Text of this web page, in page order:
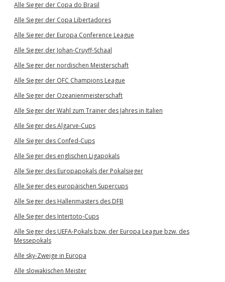
Alle Sieger der Copa do Brasil
Alle Sieger der Copa Libertadores
Alle Sieger der Europa Conference League
Alle Sieger der Johan-Cruyff-Schaal
Alle Sieger der nordischen Meisterschaft
Alle Sieger der OFC Champions League
Alle Sieger der Ozeanienmeisterschaft
Alle Sieger der Wahl zum Trainer des Jahres in Italien
Alle Sieger des Algarve-Cups
Alle Sieger des Confed-Cups
Alle Sieger des englischen Ligapokals
Alle Sieger des Europapokals der Pokalsieger
Alle Sieger des europäischen Supercups
Alle Sieger des Hallenmasters des DFB
Alle Sieger des Intertoto-Cups
Alle Sieger des UEFA-Pokals bzw. der Europa League bzw. des
Messepokals
Alle sky-Zweige in Europa
Alle slowakischen Meister